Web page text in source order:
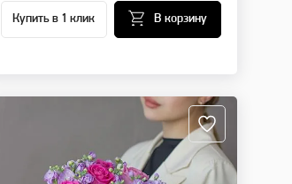
Купить в 1 клик В корзину